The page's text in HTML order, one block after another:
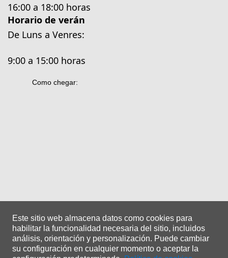
Este sitio web almacena datos como cookies para
habilitar la funcionalidad necesaria del sitio, incluidos
análisis, orientación y personalización. Puede cambiar
su configuración en cualquier momento o aceptar la
16:00 a 18:00 horas
Horario de verán
De Luns a Venres:
9:00 a 15:00 horas
Como chegar: